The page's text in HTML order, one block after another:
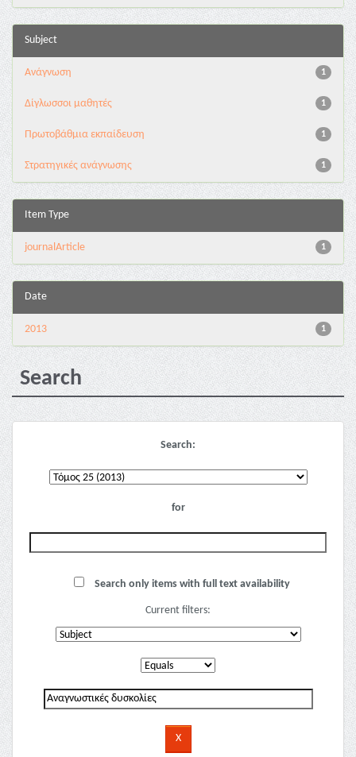
Subject
1
Ανάγνωση
1
Δίγλωσσοι μαθητές
1
Πρωτοβάθμια εκπαίδευση
1
Στρατηγικές ανάγνωσης
Item Type
1
journalArticle
Date
1
2013
Search
Search:
for
Search only items with full text availability
Current filters: